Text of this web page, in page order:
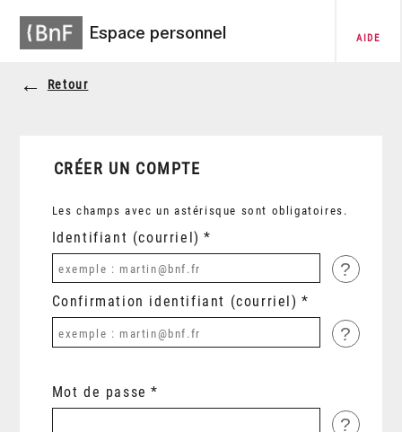
Espace personnel AIDE
Retour
CRÉER UN COMPTE
Les champs avec un astérisque sont obligatoires.
Identifiant (courriel)
?
Confirmation identifiant (courriel)
?
Mot de passe
?